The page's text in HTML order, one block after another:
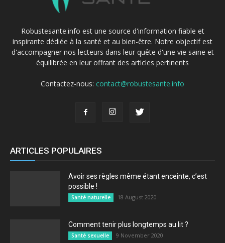
Robustesante.info est une source d'information fiable et
inspirante dédiée à la santé et au bien-être. Notre objectif est
d'accompagner nos lecteurs dans leur quête d'une vie saine et
équilibrée en leur offrant des articles pertinents
Contactez-nous: contact@robustesante.info
ARTICLES POPULAIRES
Avoir ses règles même étant enceinte, c’est
possible !
Santé naturelle 18 August 2020
Comment tenir plus longtemps au lit ?
Santé sexuelle 9 November 2020